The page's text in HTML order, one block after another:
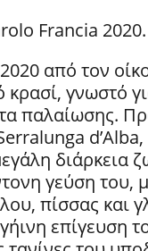
Francia
από τον
κρασί, γνωστό
παλαίωσης.
διάρκεια
γεύση του,
πίσσας και
επίγευση